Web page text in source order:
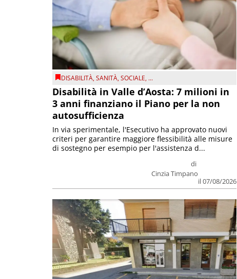
DISABILITÀ,SANITÀ,SOCIALE, ...
Disabilità in Valle d’Aosta: 7 milioni in
3 anni finanziano il Piano per la non
autosufficienza
di
Cinzia Timpano
il 07/08/2026
In via sperimentale, l'Esecutivo ha approvato nuovi
criteri per garantire maggiore flessibilità alle misure
di sostegno per esempio per l'assistenza d...